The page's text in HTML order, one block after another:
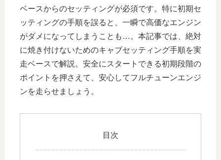
ベースからのセッティングが必須です。特に初期セ
ッティングの手順を誤ると、一瞬で高価なエンジン
がダメになってしまうことも…。本記事では、絶対
に焼き付けないためのキャブセッティング手順を実
走ベースで解説。安全にスタートできる初期段階の
ポイントを押さえて、安心してフルチューンエンジ
ンを走らせましょう。
目次